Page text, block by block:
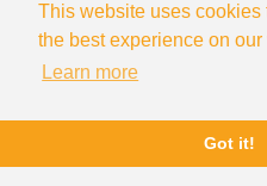
This website uses cookies
the best experience on our
Learn more
Got it!
2026 - Powered byTixly